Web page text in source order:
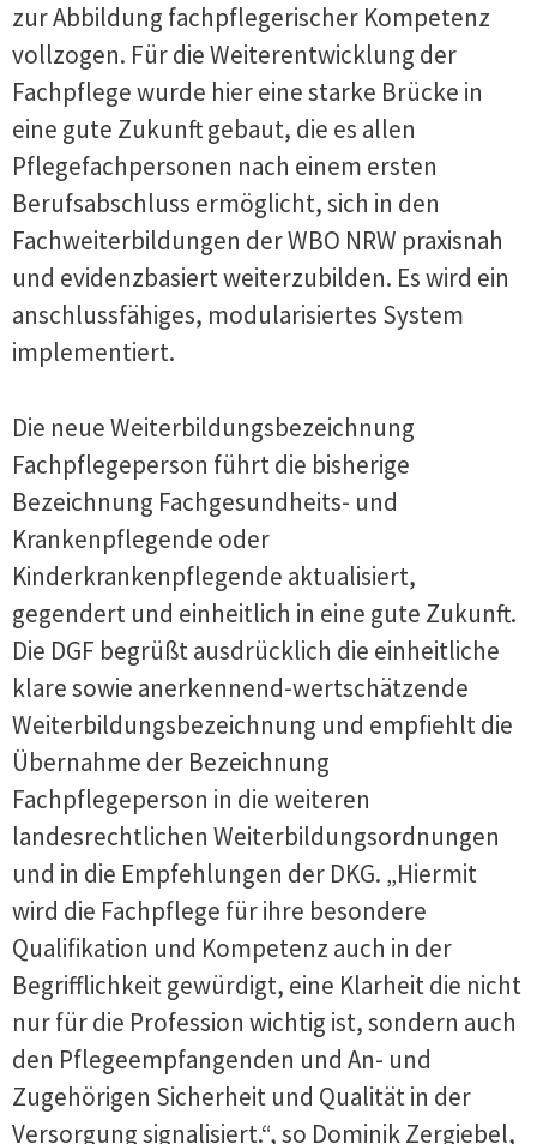
zur Abbildung fachpflegerischer Kompetenz
vollzogen. Für die Weiterentwicklung der
Fachpflege wurde hier eine starke Brücke in
eine gute Zukunft gebaut, die es allen
Pflegefachpersonen nach einem ersten
Berufsabschluss ermöglicht, sich in den
Fachweiterbildungen der WBO NRW praxisnah
und evidenzbasiert weiterzubilden. Es wird ein
anschlussfähiges, modularisiertes System
implementiert.
Die neue Weiterbildungsbezeichnung
Fachpflegeperson führt die bisherige
Bezeichnung Fachgesundheits- und
Krankenpflegende oder
Kinderkrankenpflegende aktualisiert,
gegendert und einheitlich in eine gute Zukunft.
Die DGF begrüßt ausdrücklich die einheitliche
klare sowie anerkennend-wertschätzende
Weiterbildungsbezeichnung und empfiehlt die
Übernahme der Bezeichnung
Fachpflegeperson in die weiteren
landesrechtlichen Weiterbildungsordnungen
und in die Empfehlungen der DKG. „Hiermit
wird die Fachpflege für ihre besondere
Qualifikation und Kompetenz auch in der
Begrifflichkeit gewürdigt, eine Klarheit die nicht
nur für die Profession wichtig ist, sondern auch
den Pflegeempfangenden und An- und
Zugehörigen Sicherheit und Qualität in der
Versorgung signalisiert.“, so Dominik Zergiebel,